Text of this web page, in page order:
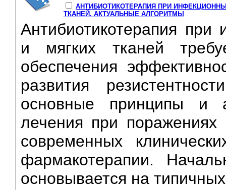
АНТИБИОТИКОТЕРАПИЯ ПРИ
ТКАНЕЙ. АКТУАЛЬНЫЕ АЛГОРИТМЫ
Антибиотикотерапия
и мягких тканей
обеспечения
развития
основные принципы и
лечения при
современных
фармакотерапии.
основывается на